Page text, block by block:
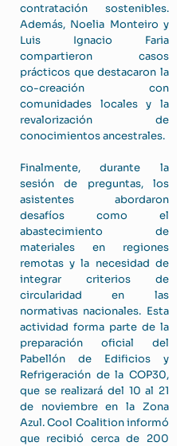
contratación sostenibles.
Además, Noelia Monteiro y
Luis Ignacio Faria
compartieron casos
prácticos que destacaron la
co-creación con
comunidades locales y la
revalorización de
conocimientos ancestrales.
Finalmente, durante la
sesión de preguntas, los
asistentes abordaron
desafíos como el
abastecimiento de
materiales en regiones
remotas y la necesidad de
integrar criterios de
circularidad en las
normativas nacionales. Esta
actividad forma parte de la
preparación oficial del
Pabellón de Edificios y
Refrigeración de la COP30,
que se realizará del 10 al 21
de noviembre en la Zona
Azul. Cool Coalition informó
que recibió cerca de 200